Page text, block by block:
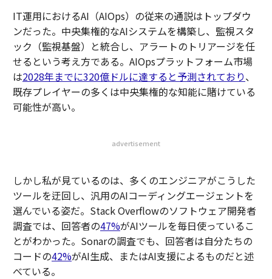
IT運用におけるAI（AIOps）の従来の通説はトップダウ
ンだった。中央集権的なAIシステムを構築し、監視スタ
ック（監視基盤）と統合し、アラートのトリアージを任
せるという考え方である。AIOpsプラットフォーム市場
は2028年までに320億ドルに達すると予測されており、
既存プレイヤーの多くは中央集権的な知能に賭けている
可能性が高い。
advertisement
しかし私が見ているのは、多くのエンジニアがこうした
ツールを迂回し、汎用のAIコーディングエージェントを
選んでいる姿だ。Stack Overflowのソフトウェア開発者
調査では、回答者の47%がAIツールを毎日使っているこ
とがわかった。Sonarの調査でも、回答者は自分たちの
コードの42%がAI生成、またはAI支援によるものだと述
べている。